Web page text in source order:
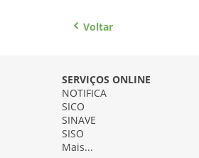
Voltar
SERVIÇOS ONLINE
NOTIFICA
SICO
SINAVE
SISO
Mais...